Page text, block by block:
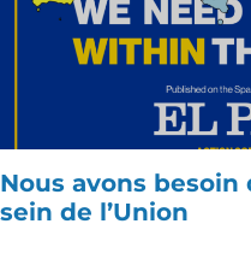
Nous avons besoin
sein de l’Union